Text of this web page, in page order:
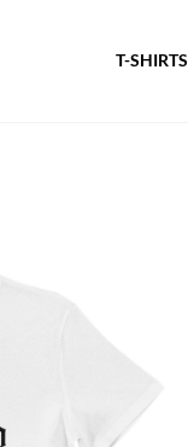
T-SHIRTS